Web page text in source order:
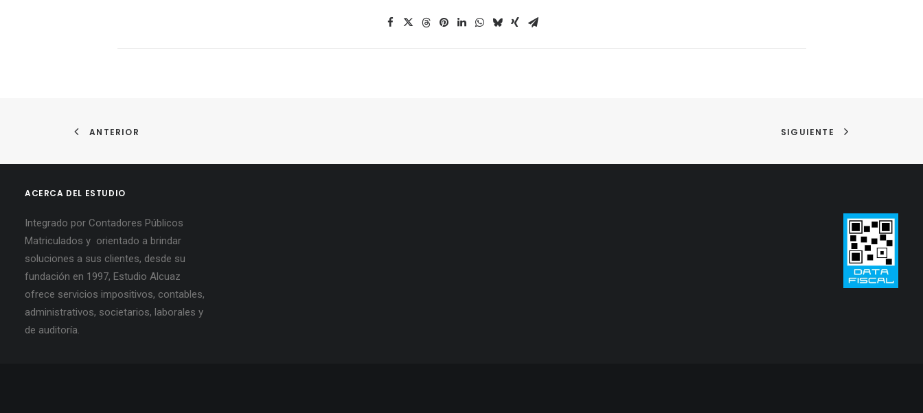
ANTERIOR SIGUIENTE
ACERCA DEL ESTUDIO
Integrado por Contadores Públicos
Matriculados y orientado a brindar
soluciones a sus clientes, desde su
fundación en 1997, Estudio Alcuaz
ofrece servicios impositivos, contables,
administrativos, societarios, laborales y
de auditoría.